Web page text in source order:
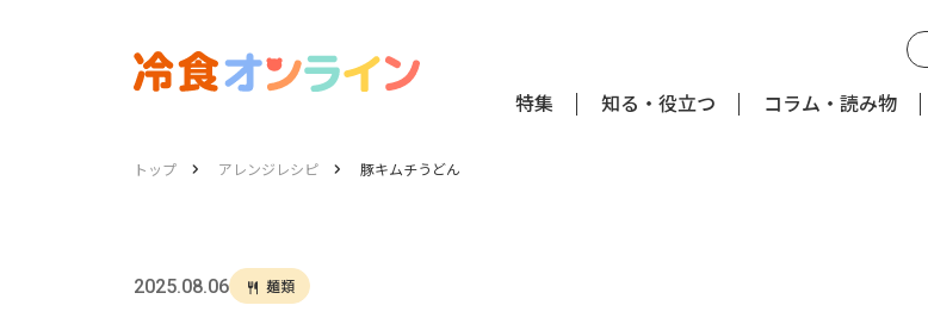
特集 知る・役立つ コラム・読み物
トップ アレンジレシピ 豚キムチうどん
2025.08.06 麺類